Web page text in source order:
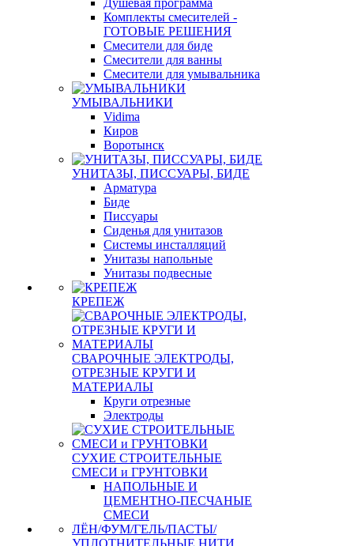
Душевая программа
Комплекты смесителей -
ГОТОВЫЕ РЕШЕНИЯ
Смесители для биде
Смесители для ванны
Смесители для умывальника
УМЫВАЛЬНИКИ
Vidima
Киров
Воротынск
УНИТАЗЫ, ПИССУАРЫ, БИДЕ
Арматура
Биде
Писсуары
Сиденья для унитазов
Системы инсталляций
Унитазы напольные
Унитазы подвесные
КРЕПЕЖ
СВАРОЧНЫЕ ЭЛЕКТРОДЫ,
ОТРЕЗНЫЕ КРУГИ И
МАТЕРИАЛЫ
Круги отрезные
Электроды
СУХИЕ СТРОИТЕЛЬНЫЕ
СМЕСИ и ГРУНТОВКИ
НАПОЛЬНЫЕ И
ЦЕМЕНТНО-ПЕСЧАНЫЕ
СМЕСИ
ЛЁН/ФУМ/ГЕЛЬ/ПАСТЫ/
УПЛОТНИТЕЛЬНЫЕ НИТИ